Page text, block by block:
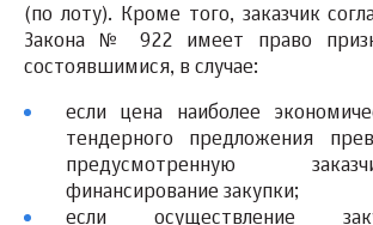
(по лоту). Кроме того, заказчик
Закона № 922 имеет право
состоявшимися, в случае:
если цена наиболее
тендерного предложения
предусмотренную
финансирование закупки;
если осуществление